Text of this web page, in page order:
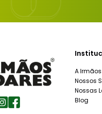
A
Nossos
Nossas
Blog